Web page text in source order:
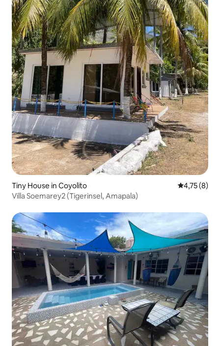
Tiny House in Coyolito
4,75 (8)
Villa Soemarey2 (Tigerinsel, Amapala)